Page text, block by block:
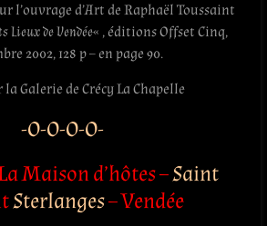
l’ouvrage d’Art de Raphaël Toussaint
Lieux de Vendée« , éditions Offset Cinq,‎
2002, 128 p – en page 90.
Galerie de Crécy La Chapelle
-O-O-O-O-
Maison d’hôtes –Saint
Sterlanges–Vendée